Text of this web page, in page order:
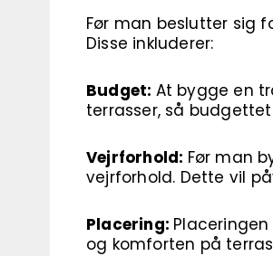
Før man beslutter sig
Disse inkluderer:
Budget: At bygge en
terrasser, så
Vejrforhold: Før man
vejrforhold. Dette vil
Placering:
og komforten på